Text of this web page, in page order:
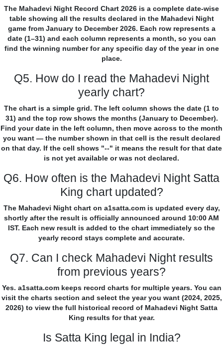
The Mahadevi Night Record Chart 2026 is a complete date-wise
table showing all the results declared in the Mahadevi Night
game from January to December 2026. Each row represents a
date (1–31) and each column represents a month, so you can
find the winning number for any specific day of the year in one
place.
Q5. How do I read the Mahadevi Night
yearly chart?
The chart is a simple grid. The left column shows the date (1 to
31) and the top row shows the months (January to December).
Find your date in the left column, then move across to the month
you want — the number shown in that cell is the result declared
on that day. If the cell shows "--" it means the result for that date
is not yet available or was not declared.
Q6. How often is the Mahadevi Night Satta
King chart updated?
The Mahadevi Night chart on a1satta.com is updated every day,
shortly after the result is officially announced around 10:00 AM
IST. Each new result is added to the chart immediately so the
yearly record stays complete and accurate.
Q7. Can I check Mahadevi Night results
from previous years?
Yes. a1satta.com keeps record charts for multiple years. You can
visit the charts section and select the year you want (2024, 2025,
2026) to view the full historical record of Mahadevi Night Satta
King results for that year.
Is Satta King legal in India?